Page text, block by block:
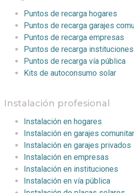
Puntos de recarga hogares
Puntos de recarga garajes
Puntos de recarga empresas
Puntos de recarga instituciones
Puntos de recarga vía pública
Kits de autoconsumo solar
Instalación profesional
Instalación en hogares
Instalación en garajes
Instalación en garajes privados
Instalación en empresas
Instalación en instituciones
Instalación en vía pública